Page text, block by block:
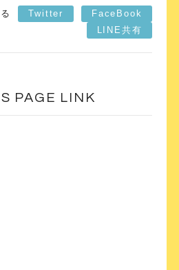
Twitter
FaceBook
LINE共有
PAGE LINK